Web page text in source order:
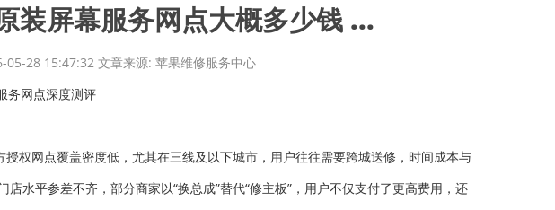
装屏幕服务网点大概多少钱 ...
05-28 15:47:32 文章来源: 苹果维修服务中心
务网点深度测评
权网点覆盖密度低，尤其在三线及以下城市，用户往往需要跨城送修，时间成本与
水平参差不齐，部分商家以“换总成”替代“修主板”，用户不仅支付了更高费用，还